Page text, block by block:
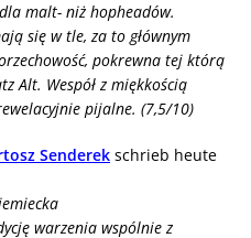
malt- niż hopheadów.
się w tle, za to głównym
pokrewna tej którą
Alt. Wespół z miękkością
pijalne. (7,5/10)
Senderek schrieb heute
warzenia wspólnie z